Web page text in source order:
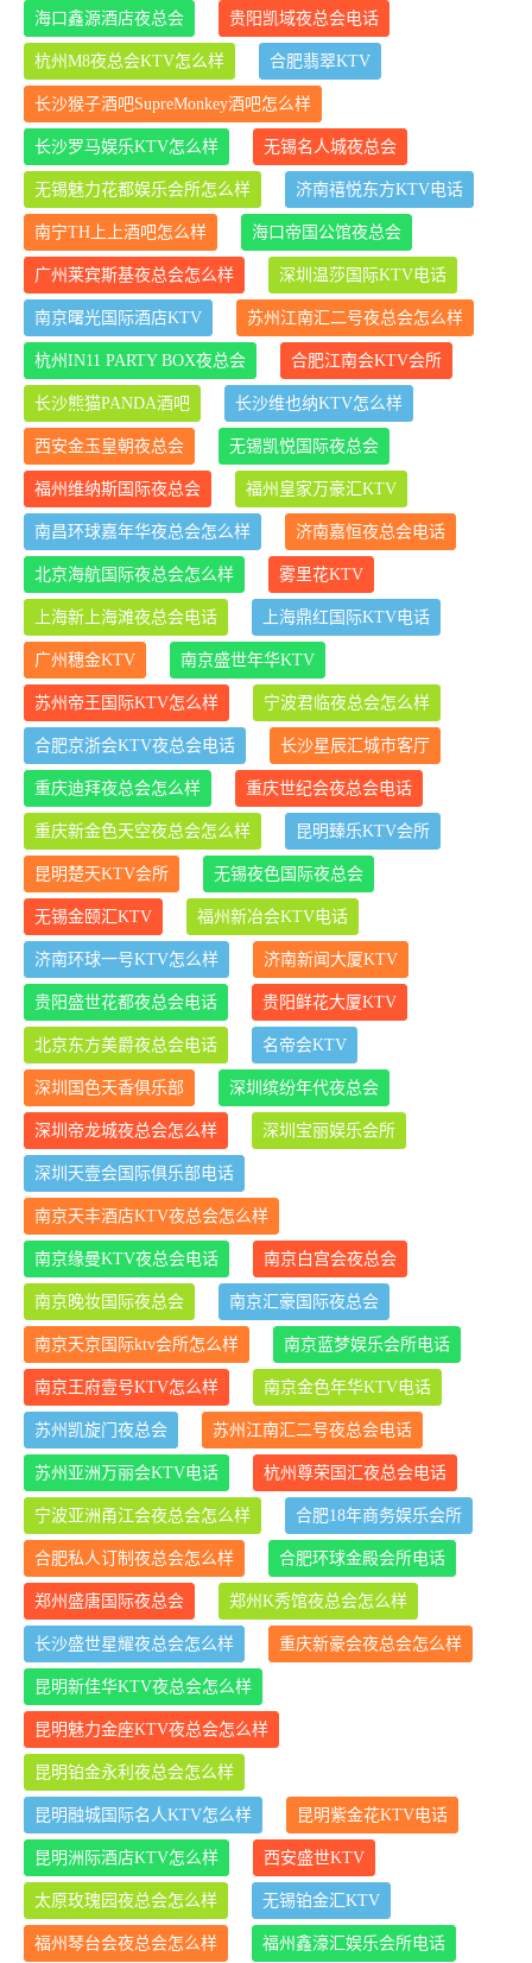
海口鑫源酒店夜总会 贵阳凯域夜总会电话
杭州M8夜总会KTV怎么样 合肥翡翠KTV
长沙猴子酒吧SupreMonkey酒吧怎么样
长沙罗马娱乐KTV怎么样 无锡名人城夜总会
无锡魅力花都娱乐会所怎么样 济南禧悦东方KTV电话
南宁TH上上酒吧怎么样 海口帝国公馆夜总会
广州莱宾斯基夜总会怎么样 深圳温莎国际KTV电话
南京曙光国际酒店KTV 苏州江南汇二号夜总会怎么样
杭州IN11 PARTY BOX夜总会 合肥江南会KTV会所
长沙熊猫PANDA酒吧 长沙维也纳KTV怎么样
西安金玉皇朝夜总会 无锡凯悦国际夜总会
福州维纳斯国际夜总会 福州皇家万豪汇KTV
南昌环球嘉年华夜总会怎么样 济南嘉恒夜总会电话
北京海航国际夜总会怎么样 雾里花KTV
上海新上海滩夜总会电话 上海鼎红国际KTV电话
广州穗金KTV 南京盛世年华KTV
苏州帝王国际KTV怎么样 宁波君临夜总会怎么样
合肥京浙会KTV夜总会电话 长沙星辰汇城市客厅
重庆迪拜夜总会怎么样 重庆世纪会夜总会电话
重庆新金色天空夜总会怎么样 昆明臻乐KTV会所
昆明楚天KTV会所 无锡夜色国际夜总会
无锡金颐汇KTV 福州新冶会KTV电话
济南环球一号KTV怎么样 济南新闻大厦KTV
贵阳盛世花都夜总会电话 贵阳鲜花大厦KTV
北京东方美爵夜总会电话 名帝会KTV
深圳国色天香俱乐部 深圳缤纷年代夜总会
深圳帝龙城夜总会怎么样 深圳宝丽娱乐会所
深圳天壹会国际俱乐部电话
南京天丰酒店KTV夜总会怎么样
南京缘曼KTV夜总会电话 南京白宫会夜总会
南京晚妆国际夜总会 南京汇豪国际夜总会
南京天京国际ktv会所怎么样 南京蓝梦娱乐会所电话
南京王府壹号KTV怎么样 南京金色年华KTV电话
苏州凯旋门夜总会 苏州江南汇二号夜总会电话
苏州亚洲万丽会KTV电话 杭州尊荣国汇夜总会电话
宁波亚洲甬江会夜总会怎么样 合肥18年商务娱乐会所
合肥私人订制夜总会怎么样 合肥环球金殿会所电话
郑州盛唐国际夜总会 郑州K秀馆夜总会怎么样
长沙盛世星耀夜总会怎么样 重庆新豪会夜总会怎么样
昆明新佳华KTV夜总会怎么样
昆明魅力金座KTV夜总会怎么样
昆明铂金永利夜总会怎么样
昆明融城国际名人KTV怎么样 昆明紫金花KTV电话
昆明洲际酒店KTV怎么样 西安盛世KTV
太原玫瑰园夜总会怎么样 无锡铂金汇KTV
福州琴台会夜总会怎么样 福州鑫濠汇娱乐会所电话